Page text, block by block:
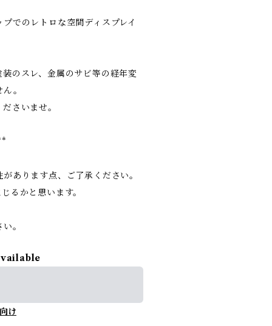
でのレトロな空間ディスプレイ
のスレ、金属のサビ等の経年変
。
さいませ。
あります点、ご了承ください。
るかと思います。
。
け